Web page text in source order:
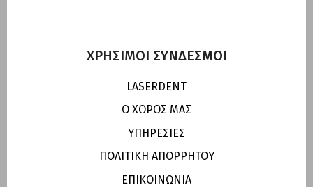
ΧΡΗΣΙΜΟΙ ΣΥΝΔΕΣΜΟΙ
LASERDENT
Ο ΧΩΡΟΣ ΜΑΣ
ΥΠΗΡΕΣΙΕΣ
ΠΟΛΙΤΙΚΗ ΑΠΟΡΡΗΤΟΥ
ΕΠΙΚΟΙΝΩΝΙΑ